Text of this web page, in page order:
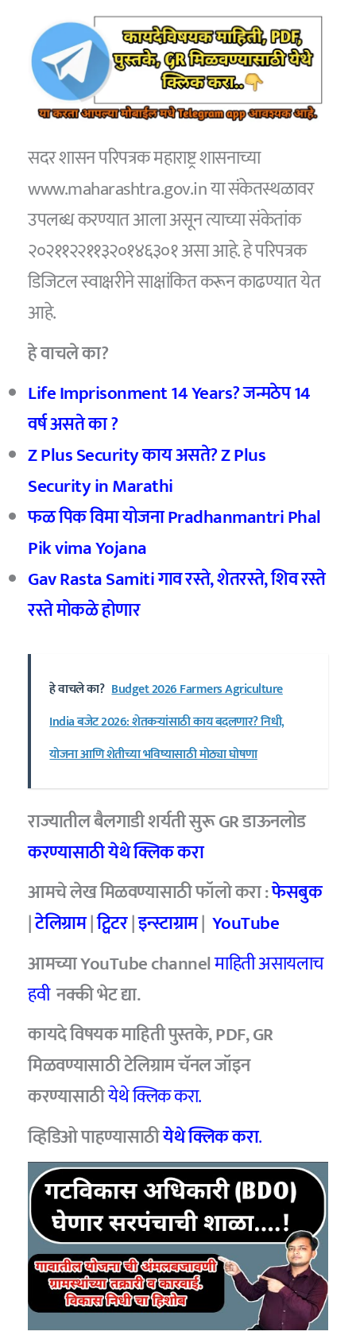
सदर शासन परिपत्रक महाराष्ट्र शासनाच्या
www.maharashtra.gov.in या संकेतस्थळावर
उपलब्ध करण्यात आला असून त्याच्या संकेतांक
२०२११२२११३२०१४६३०१ असा आहे. हे परिपत्रक
डिजिटल स्वाक्षरीने साक्षांकित करून काढण्यात येत
आहे.
हे वाचले का?
Life Imprisonment 14 Years? जन्मठेप 14
वर्ष असते का ?
Z Plus Security काय असते? Z Plus
Security in Marathi
फळ पिक विमा योजना Pradhanmantri Phal
Pik vima Yojana
Gav Rasta Samiti गाव रस्ते, शेतरस्ते, शिव रस्ते
रस्ते मोकळे होणार
हे वाचले का? Budget 2026 Farmers Agriculture
India बजेट 2026: शेतकऱ्यांसाठी काय बदलणार? निधी,
योजना आणि शेतीच्या भविष्यासाठी मोठ्या घोषणा
राज्यातील बैलगाडी शर्यती सुरू GR डाऊनलोड
करण्यासाठी येथे क्लिक करा
आमचे लेख मिळवण्यासाठी फॉलो करा :फेसबुक
|टेलिग्राम|ट्विटर|इन्स्टाग्राम| YouTube
आमच्या YouTube channelमाहिती असायलाच
हवी नक्की भेट द्या.
कायदे विषयक माहिती पुस्तके, PDF, GR
मिळवण्यासाठी टेलिग्राम चॅनल जॉइन
करण्यासाठीयेथे क्लिक करा.
व्हिडिओ पाहण्यासाठीयेथे क्लिक करा.